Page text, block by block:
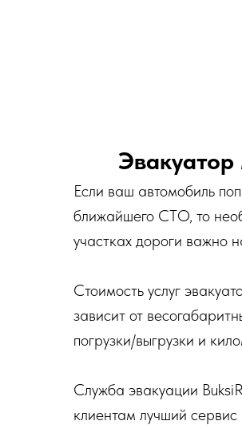
Если ваш автомобиль
ближайшего СТО, то
участках дороги важно
Стоимость услуг
зависит от
погрузки/выгрузки и
Служба эвакуации
клиентам лучший